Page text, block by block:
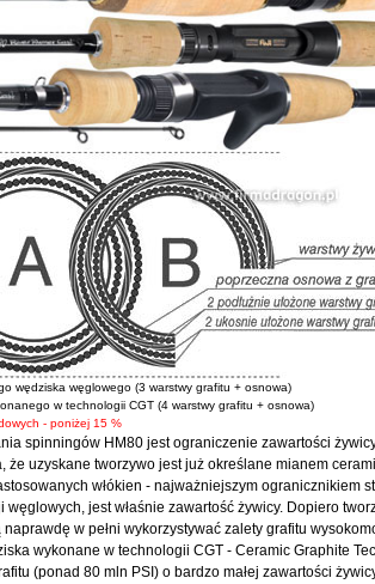
wędziska węglowego (3 warstwy grafitu + osnowa)
w technologii CGT (4 warstwy grafitu + osnowa)
- poniżej 15 %
spinningów HM80 jest ograniczenie zawartości
że uzyskane tworzywo jest już określane mianem
włókien - najważniejszym ogranicznikiem
jest właśnie zawartość żywicy. Dopiero
w pełni wykorzystywać zalety grafitu
wykonane w technologii CGT - Ceramic Graphite
(ponad 80 mln PSI) o bardzo małej zawartości